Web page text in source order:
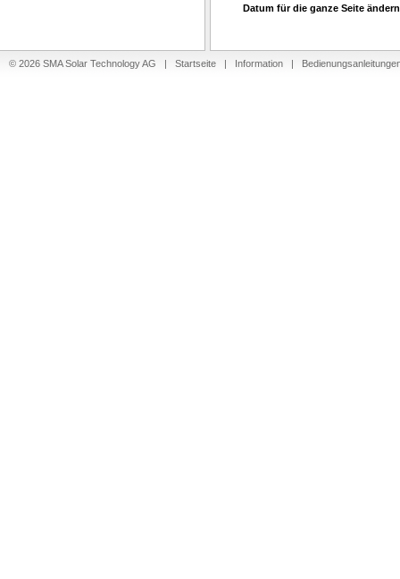
Datum für die ganze Seite
© 2026 SMA Solar Technology AG | Startseite | Information |